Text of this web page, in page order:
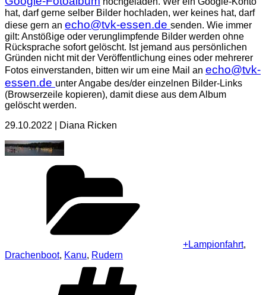
hat, darf gerne selber Bilder hochladen, wer keines hat, darf
diese gern an echo@tvk-essen.de senden. Wie immer
gilt: Anstößige oder verunglimpfende Bilder werden ohne
Rücksprache sofort gelöscht. Ist jemand aus persönlichen
Gründen nicht mit der Veröffentlichung eines oder mehrerer
Fotos einverstanden, bitten wir um eine Mail an echo@tvk-
essen.de unter Angabe des/der einzelnen Bilder-Links
(Browserzeile kopieren), damit diese aus dem Album
gelöscht werden.
29.10.2022 | Diana Ricken
+Lampionfahrt,
Drachenboot, Kanu, Rudern